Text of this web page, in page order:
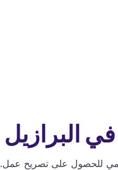
البرازيل
للحصول على تصريح عمل.